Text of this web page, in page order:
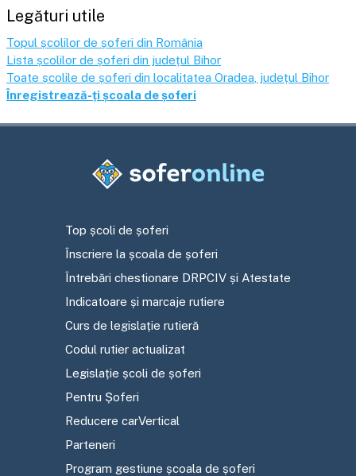
Legături utile
Topul școlilor de șoferi din România
Lista școlilor de șoferi din județul Bihor
Toate școlile de șoferi din localitatea Oradea , județul Bihor
Înregistrează-ți școala de șoferi
Top școli de șoferi
Înscriere la școala de șoferi
Întrebări chestionare DRPCIV și Atestate
Indicatoare și marcaje rutiere
Curs de legislație rutieră
Codul rutier actualizat
Legislație școli de șoferi
Pentru Șoferi
Reducere carVertical
Parteneri
Program gestiune școala de șoferi